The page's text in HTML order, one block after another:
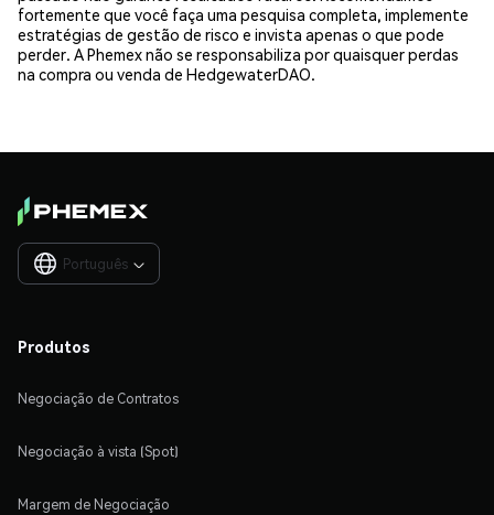
fortemente que você faça uma pesquisa completa, implemente
estratégias de gestão de risco e invista apenas o que pode
perder. A Phemex não se responsabiliza por quaisquer perdas
na compra ou venda de HedgewaterDAO.
Português 
Produtos
Negociação de Contratos
Negociação à vista (Spot)
Margem de Negociação